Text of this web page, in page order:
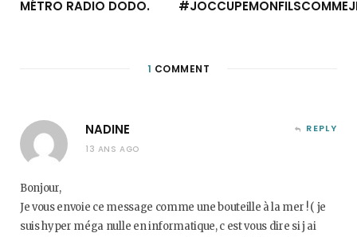
MÉTRO RADIO DODO.
1 COMMENT
NADINE
13 ANS AGO
REPLY
Bonjour,
Je vous envoie ce message comme une bouteille à la mer ! ( je
suis hyper méga nulle en informatique, c est vous dire si j ai